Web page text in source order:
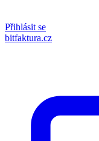
Přihlásit se
bitfaktura.cz